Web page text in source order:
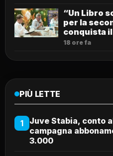
“Un Libro
per la
conquista
18 ore fa
PIÙ LETTE
1
Juve Stabia, conto
campagna
3.000